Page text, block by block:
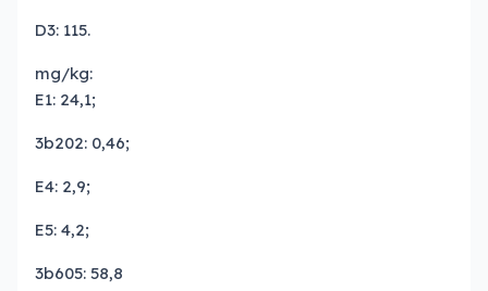
D3: 115.
mg/kg:
E1: 24,1;
3b202: 0,46;
E4: 2,9;
E5: 4,2;
3b605: 58,8